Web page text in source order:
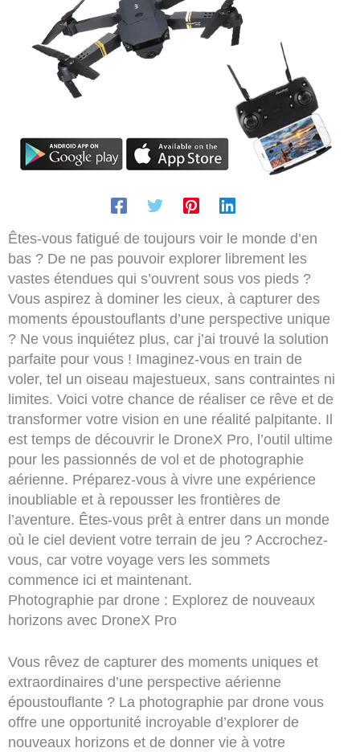
Êtes-vous fatigué de toujours voir le monde d’en
bas ? De ne pas pouvoir explorer librement les
vastes étendues qui s’ouvrent sous vos pieds ?
Vous aspirez à dominer les cieux, à capturer des
moments époustouflants d’une perspective unique
? Ne vous inquiétez plus, car j’ai trouvé la solution
parfaite pour vous ! Imaginez-vous en train de
voler, tel un oiseau majestueux, sans contraintes ni
limites. Voici votre chance de réaliser ce rêve et de
transformer votre vision en une réalité palpitante. Il
est temps de découvrir le DroneX Pro, l’outil ultime
pour les passionnés de vol et de photographie
aérienne. Préparez-vous à vivre une expérience
inoubliable et à repousser les frontières de
l’aventure. Êtes-vous prêt à entrer dans un monde
où le ciel devient votre terrain de jeu ? Accrochez-
vous, car votre voyage vers les sommets
commence ici et maintenant.
Photographie par drone : Explorez de nouveaux
horizons avec DroneX Pro
Vous rêvez de capturer des moments uniques et
extraordinaires d’une perspective aérienne
époustouflante ? La photographie par drone vous
offre une opportunité incroyable d’explorer de
nouveaux horizons et de donner vie à votre